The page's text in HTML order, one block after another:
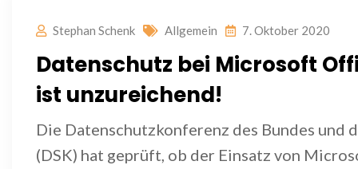
Stephan Schenk Allgemein 7. Oktober 2020
Datenschutz bei Microsoft
ist unzureichend!
Die Datenschutzkonferenz des Bundes und
(DSK) hat geprüft, ob der Einsatz von